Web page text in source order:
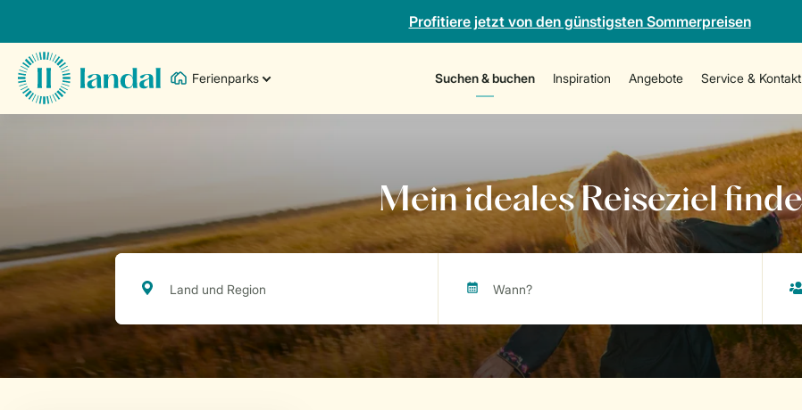
Profitiere jetzt von den günstigsten Sommerpreisen
Ferienparks Suchen & buchen Inspiration Angebote Service & Kontakt